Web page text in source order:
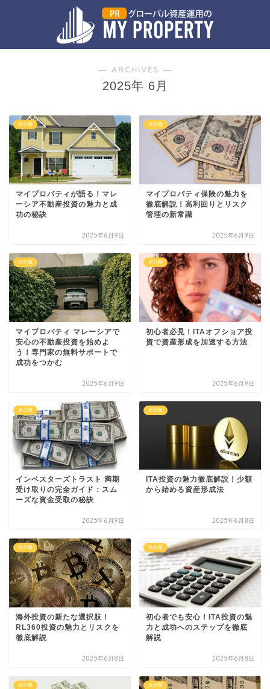
― ARCHIVES ―
2025年 6月
未分類
マイプロパティが語る！マレ
ーシア不動産投資の魅力と成
功の秘訣
2025年6月9日
未分類
マイプロパティ保険の魅力を
徹底解説！高利回りとリスク
管理の新常識
2025年6月9日
未分類
マイプロパティ マレーシアで
安心の不動産投資を始めよ
う！専門家の無料サポートで
成功をつかむ
2025年6月9日
未分類
初心者必見！ITAオフショア投
資で資産形成を加速する方法
2025年6月9日
未分類
インベスターズトラスト 満期
受け取りの完全ガイド：スム
ーズな資金受取の秘訣
2025年6月9日
未分類
ITA投資の魅力徹底解説！少額
から始める資産形成法
2025年6月8日
未分類
海外投資の新たな選択肢！
RL360投資の魅力とリスクを
徹底解説
2025年6月8日
未分類
初心者でも安心！ITA投資の魅
力と成功へのステップを徹底
解説
2025年6月8日
未分類 未分類